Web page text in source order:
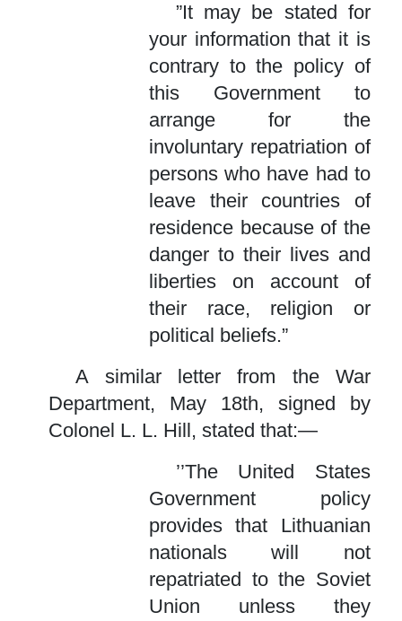
”It may be stated for
your information that it is
contrary to the policy of
this Government to
arrange for the
involuntary repatriation of
persons who have had to
leave their countries of
residence because of the
danger to their lives and
liberties on account of
their race, religion or
political beliefs.”
A similar letter from the War
Department, May 18th, signed by
Colonel L. L. Hill, stated that:—
’’The United States
Government policy
provides that Lithuanian
nationals will not
repatriated to the Soviet
Union unless they